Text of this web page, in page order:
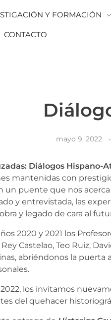
Y FORMACIÓN
CONTACTO
mayo 9, 2022
Diálogos Hispano-
mantenidas con
un puente que nos
y entrevistada, las
y legado de cara al
2020 y 2021 los
Castelao, Teo Ruiz,
abriéndonos la puerta
los invitamos
del quehacer